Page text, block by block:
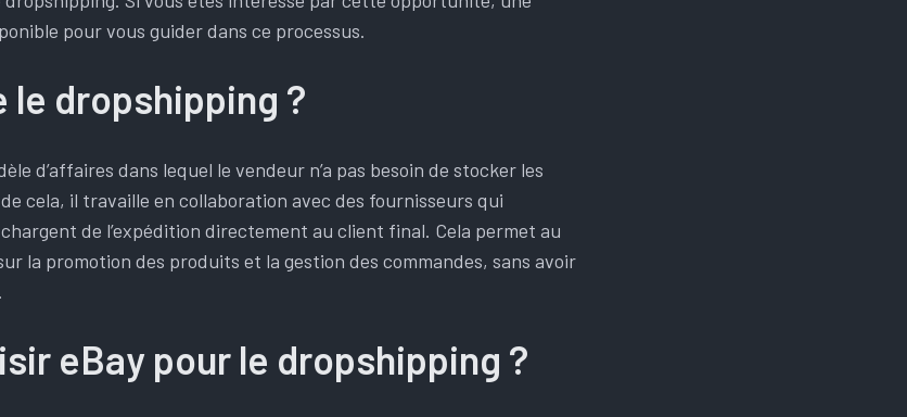
pour vous guider dans ce processus.
le dropshipping ?
d’affaires dans lequel le vendeur n’a pas besoin de stocker les
cela, il travaille en collaboration avec des fournisseurs qui
de l’expédition directement au client final. Cela permet au
la promotion des produits et la gestion des commandes, sans avoir
eBay pour le dropshipping ?